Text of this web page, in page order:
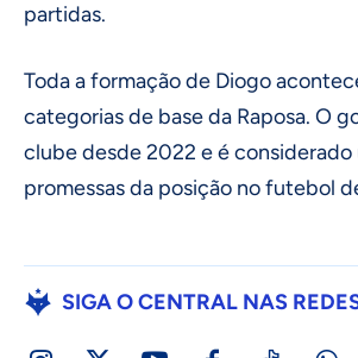
partidas.
Toda a formação de Diogo
categorias de base da Raposa. O
clube desde 2022 e é considerado
promessas da posição no futebol
SIGA O CENTRAL NAS